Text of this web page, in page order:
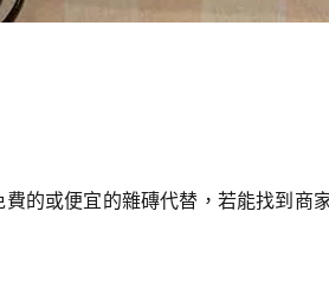
的或便宜的雜磚代替，若能找到商